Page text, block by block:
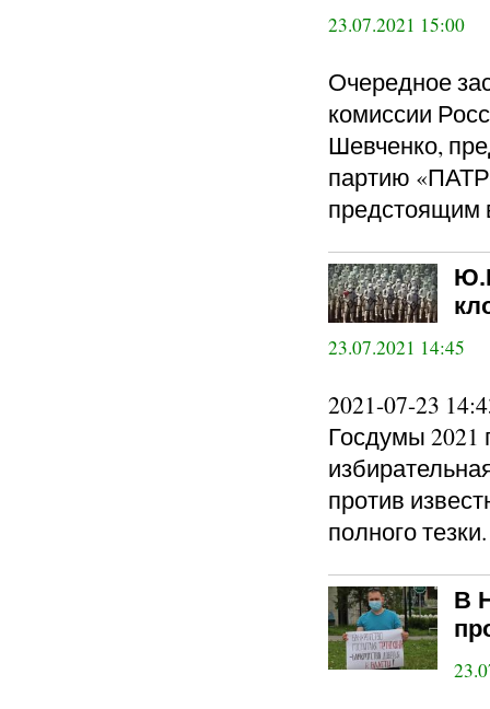
23.07.2021 15:00
Очередное
комиссии
Шевченко,
партию
предстоящим
23.07.2021 14:45
2021-07-23
Госдумы 2021
против
полного тезки.
В